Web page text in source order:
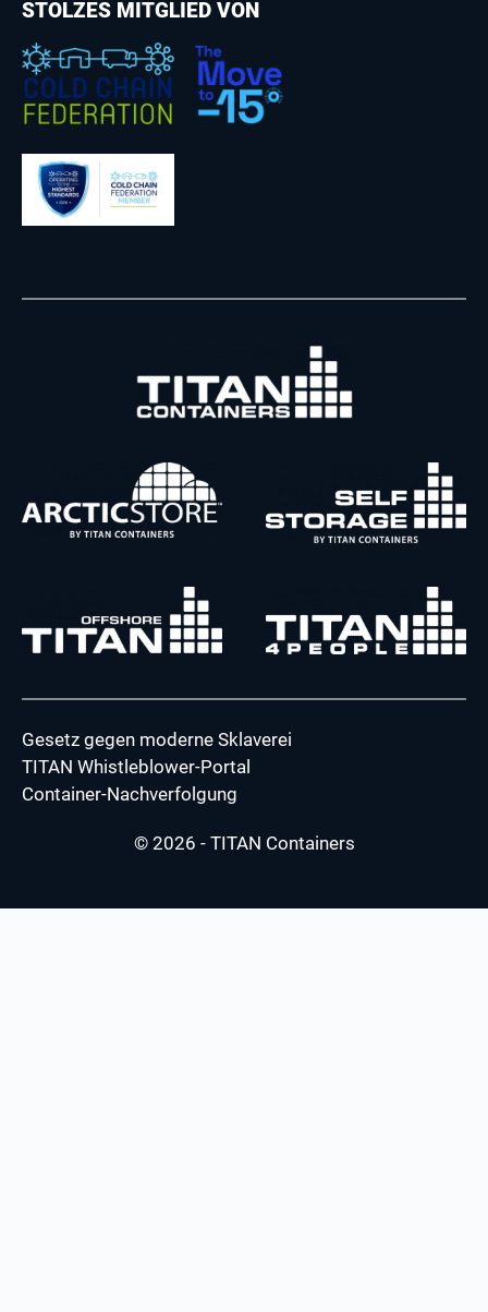
STOLZES MITGLIED VON
Gesetz gegen moderne Sklaverei
TITAN Whistleblower-Portal
Container-Nachverfolgung
© 2026 - TITAN Containers